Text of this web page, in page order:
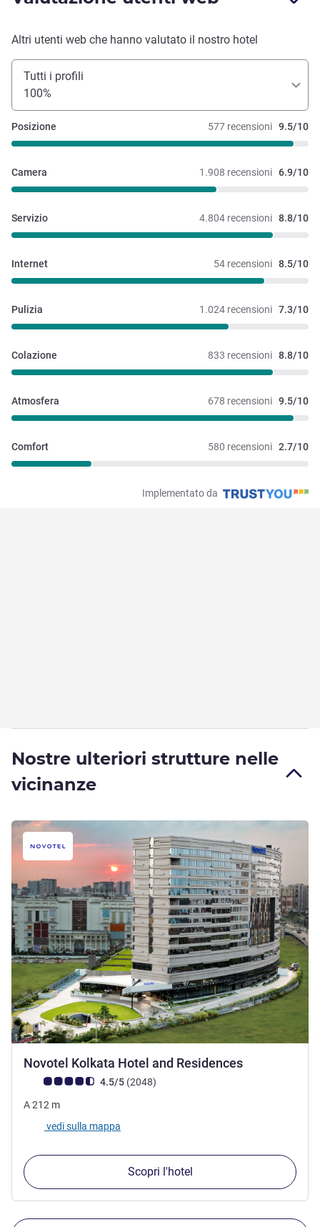
Altri utenti web che hanno valutato il nostro hotel
Tutti i profili
100%
577 recensioni 9.5/10
Posizione
1.908 recensioni 6.9/10
Camera
4.804 recensioni 8.8/10
Servizio
54 recensioni 8.5/10
Internet
1.024 recensioni 7.3/10
Pulizia
833 recensioni 8.8/10
Colazione
678 recensioni 9.5/10
Atmosfera
580 recensioni 2.7/10
Comfort
Implementato da
Nostre ulteriori strutture nelle
vicinanze
Novotel Kolkata Hotel and Residences
Giudizio clienti (Valutazione ALL)
4.5/5 (2048recensioni
)
A212 m
vedi sulla mappa
Scopri l'hotel